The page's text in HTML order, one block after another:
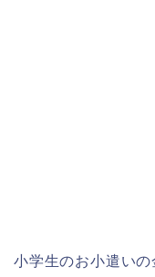
小学生のお小遣い